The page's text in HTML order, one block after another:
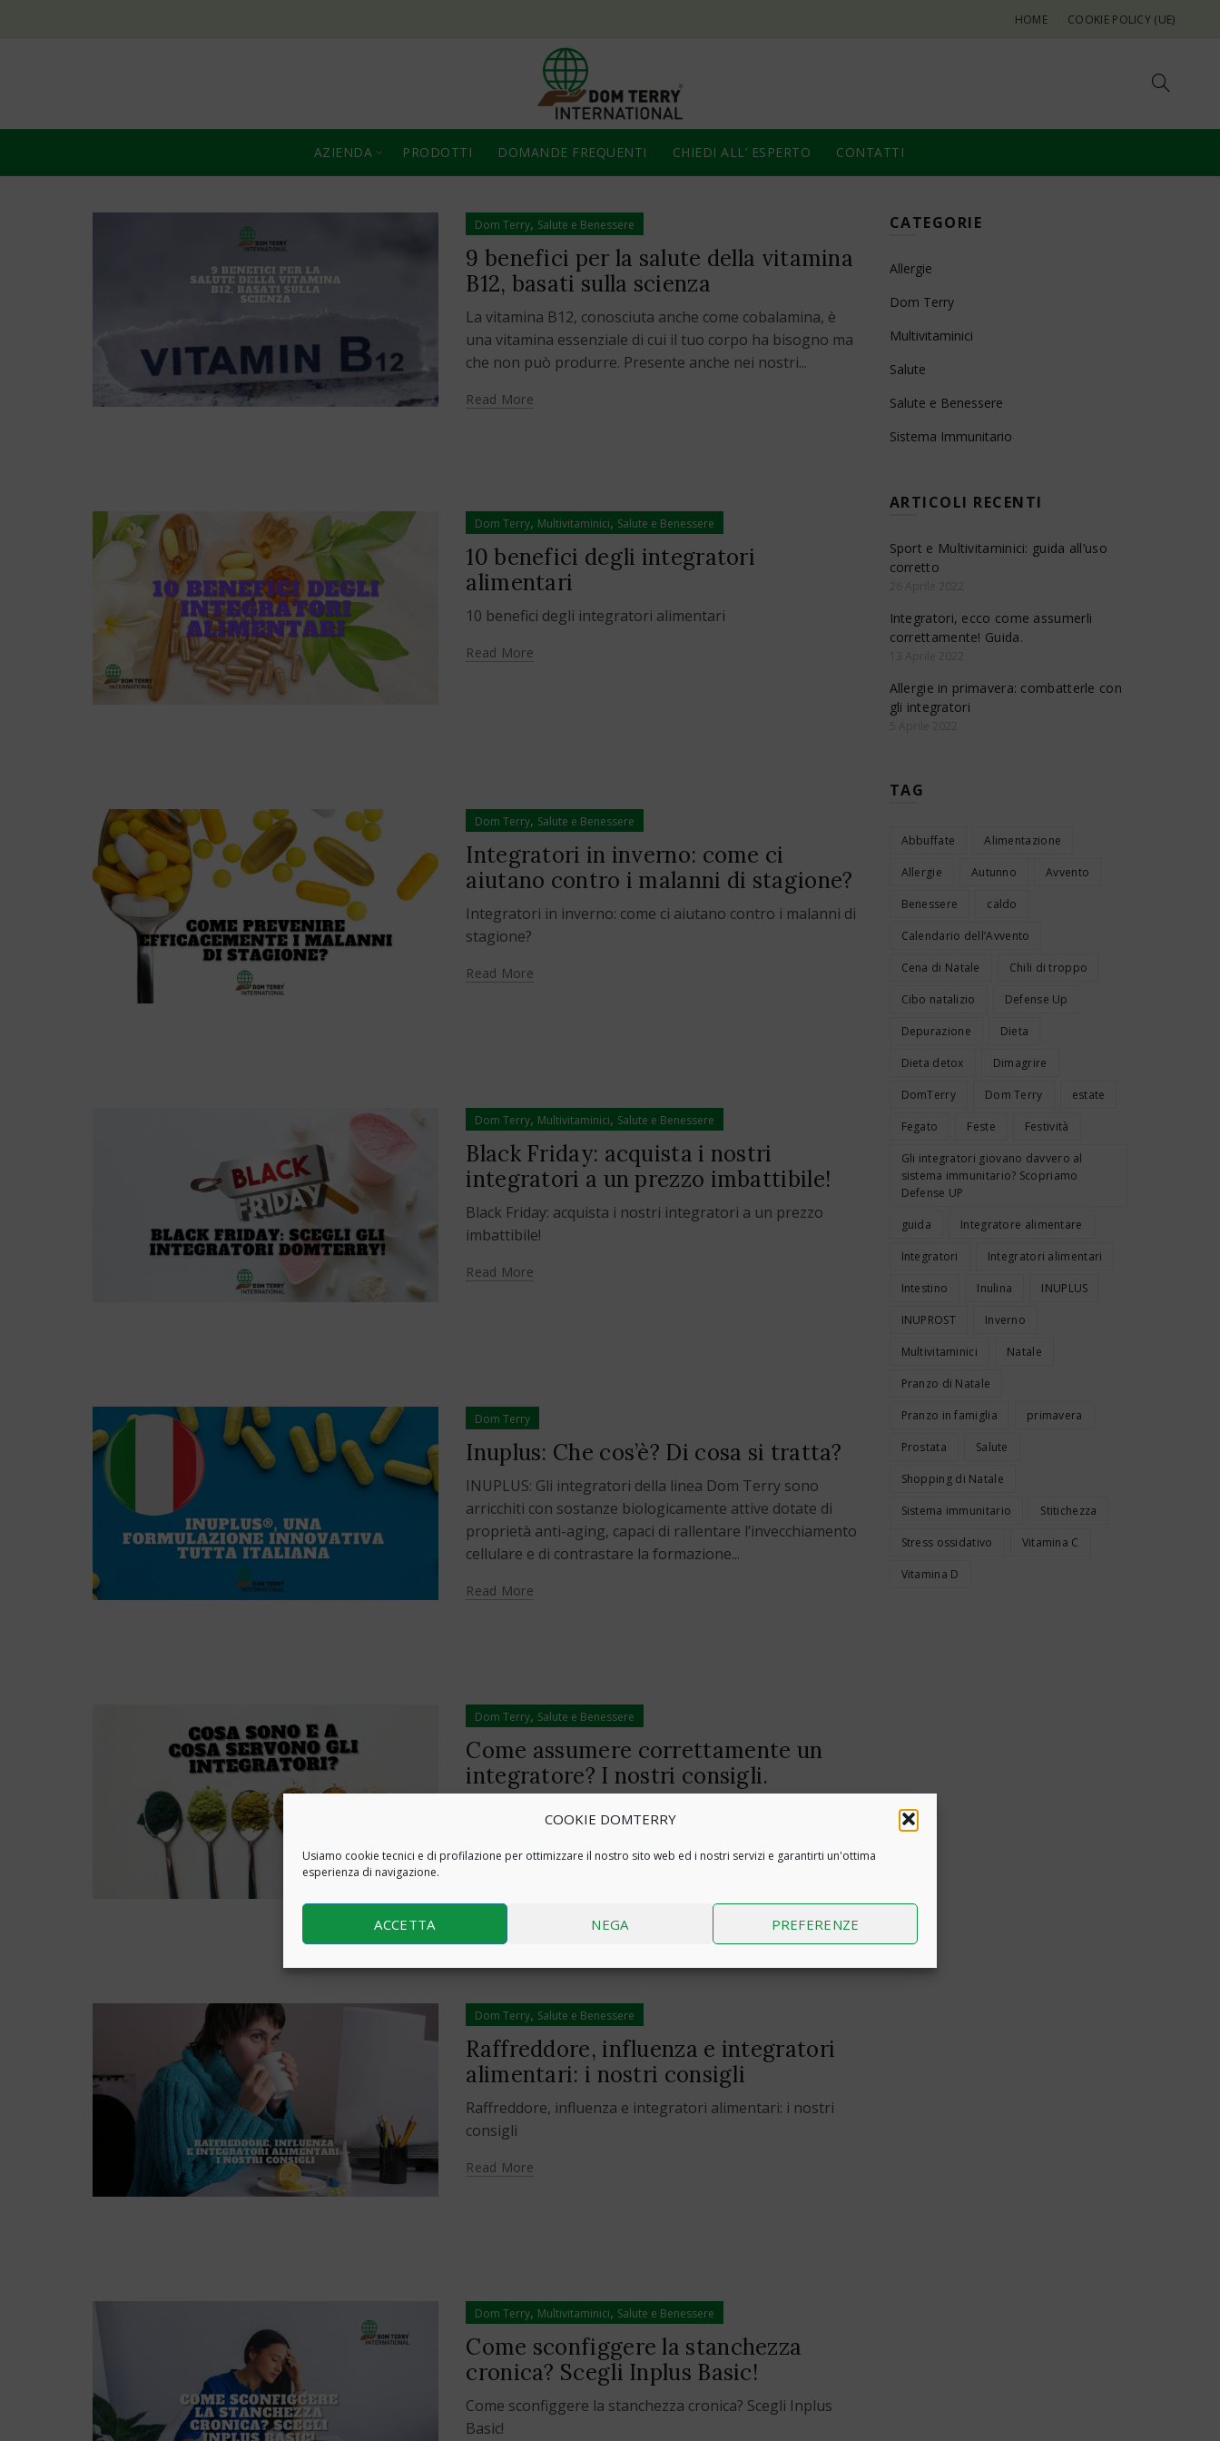
COOKIE DOMTERRY
Usiamo cookie tecnici e di profilazione per ottimizzare il nostro sito web ed i nostri servizi e garantirti un'ottima
esperienza di navigazione.
ACCETTA NEGA PREFERENZE
HOME COOKIE POLICY (UE)
AZIENDA PRODOTTI DOMANDE FREQUENTI CHIEDI ALL’ ESPERTO CONTATTI
Dom Terry, Salute e Benessere
9 benefici per la salute della vitamina
B12, basati sulla scienza
La vitamina B12, conosciuta anche come cobalamina, è
una vitamina essenziale di cui il tuo corpo ha bisogno ma
che non può produrre. Presente anche nei nostri...
Read More
Dom Terry, Multivitaminici, Salute e Benessere
10 benefici degli integratori
alimentari
10 benefici degli integratori alimentari
Read More
Dom Terry, Salute e Benessere
Integratori in inverno: come ci
aiutano contro i malanni di stagione?
Integratori in inverno: come ci aiutano contro i malanni di
stagione?
Read More
Dom Terry, Multivitaminici, Salute e Benessere
Black Friday: acquista i nostri
integratori a un prezzo imbattibile!
Black Friday: acquista i nostri integratori a un prezzo
imbattibile!
Read More
Dom Terry
Inuplus: Che cos’è? Di cosa si tratta?
INUPLUS: Gli integratori della linea Dom Terry sono
arricchiti con sostanze biologicamente attive dotate di
proprietà anti-aging, capaci di rallentare l’invecchiamento
cellulare e di contrastare la formazione...
Read More
Dom Terry, Salute e Benessere
Come assumere correttamente un
integratore? I nostri consigli.
Dom Terry, Salute e Benessere
Raffreddore, influenza e integratori
alimentari: i nostri consigli
Raffreddore, influenza e integratori alimentari: i nostri
consigli
Read More
Dom Terry, Multivitaminici, Salute e Benessere
Come sconfiggere la stanchezza
cronica? Scegli Inplus Basic!
Come sconfiggere la stanchezza cronica? Scegli Inplus
Basic!
CATEGORIE
Allergie
Dom Terry
Multivitaminici
Salute
Salute e Benessere
Sistema Immunitario
ARTICOLI RECENTI
Sport e Multivitaminici: guida all’uso
corretto
Integratori, ecco come assumerli
correttamente! Guida.
Allergie in primavera: combatterle con
gli integratori
TAG
Abbuffate Alimentazione
Allergie Autunno Avvento
Benessere caldo
Calendario dell’Avvento
Cena di Natale Chili di troppo
Cibo natalizio Defense Up
Depurazione Dieta
Dieta detox Dimagrire
DomTerry Dom Terry estate
Fegato Feste Festività
Gli integratori giovano davvero al
sistema immunitario? Scopriamo
Defense UP
guida Integratore alimentare
Integratori Integratori alimentari
Intestino Inulina INUPLUS
INUPROST Inverno
Multivitaminici Natale
Pranzo di Natale
Pranzo in famiglia primavera
Prostata Salute
Shopping di Natale
Sistema immunitario Stitichezza
Stress ossidativo Vitamina C
Vitamina D